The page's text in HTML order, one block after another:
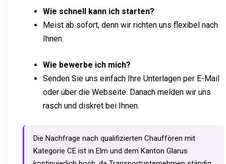
Wie schnell kann ich starten?
Meist ab sofort, denn wir richten uns flexibel nach
Ihnen.
Wie bewerbe ich mich?
Senden Sie uns einfach Ihre Unterlagen per E-Mail
oder über die Webseite. Danach melden wir uns
rasch und diskret bei Ihnen.
Die Nachfrage nach qualifizierten Chauffören mit
Kategorie CE ist in Elm und dem Kanton Glarus